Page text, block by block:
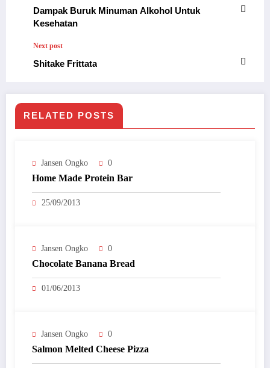
Dampak Buruk Minuman Alkohol Untuk
Kesehatan
Next post
Shitake Frittata
RELATED POSTS
Jansen Ongko 0
Home Made Protein Bar
25/09/2013
Jansen Ongko 0
Chocolate Banana Bread
01/06/2013
Jansen Ongko 0
Salmon Melted Cheese Pizza